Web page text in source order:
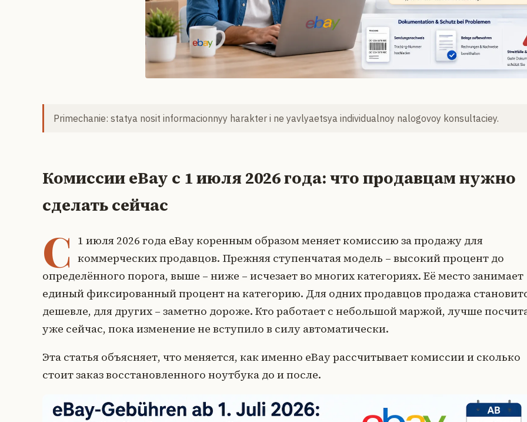
Primechanie: statya nosit informacionnyy harakter i ne yavlyaetsya individualnoy nalogovoy konsultaciey.
Комиссии eBay с 1 июля 2026 года: что продавцам нужно
сделать сейчас
С 1 июля 2026 года eBay коренным образом меняет комиссию за продажу для
коммерческих продавцов. Прежняя ступенчатая модель – высокий процент до
определённого порога, выше – ниже – исчезает во многих категориях. Её место занимает
единый фиксированный процент на категорию. Для одних продавцов продажа
дешевле, для других – заметно дороже. Кто работает с небольшой маржой, лучше
уже сейчас, пока изменение не вступило в силу автоматически.
Эта статья объясняет, что меняется, как именно eBay рассчитывает комиссии и сколько
стоит заказ восстановленного ноутбука до и после.